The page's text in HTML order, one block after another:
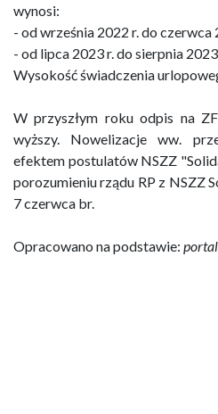
wynosi:
- od września 2022 r. do czerwca
- od lipca 2023 r. do sierpnia 2023
Wysokość świadczenia
W przyszłym roku odpis na
wyższy. Nowelizacje ww.
efektem postulatów NSZZ
porozumieniu rządu RP z NSZZ
7 czerwca br.
Opracowano na podstawie: